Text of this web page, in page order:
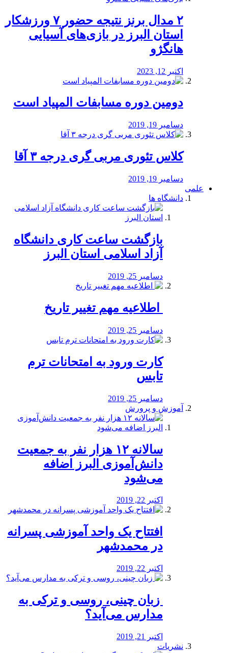
۲ مدال برنز نتیجه حضور ۷ ورزشکار
استان البرز در بازی‌های آسیایی
هانگژو
اکتبر 12, 2023
دومین دوره مسابفات المپیاد است
دسامبر 19, 2019
کلاس تئوری مربی گری درجه ۳ آقا
دسامبر 19, 2019
علمی
دانشگاه ها
بازگشت ساعت کاری دانشگاه
آزاد اسلامی استان البرز
دسامبر 25, 2019
️ اطلاعیه مهم تغییر تاریخ
دسامبر 25, 2019
کارت ورود به امتحانات ترم
تابس
دسامبر 25, 2019
آموزش و پرورش
️سالانه ۱۲ هزار نفر به جمعیت
دانش‌آموزی البرز اضافه
می‌شود
اکتبر 22, 2019
افتتاح یک واحد آموزشی پسرانه
در محمدشهر
اکتبر 22, 2019
️ زبان چینی، روسی و ترکی به
مدارس می‌آید؟
اکتبر 21, 2019
نشریات